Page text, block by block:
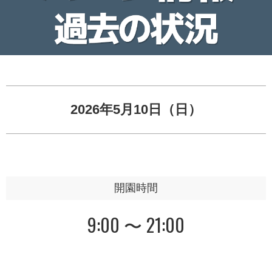
2026年5月10日（日）
開園時間
9:00 〜 21:00